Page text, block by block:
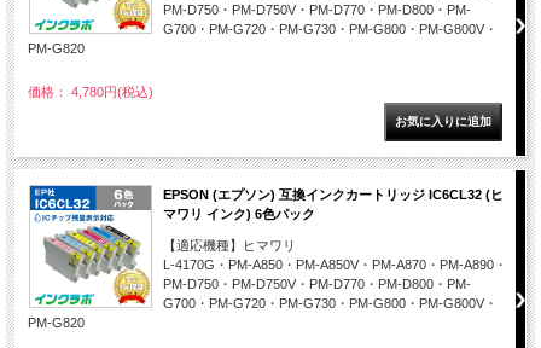
PM-D750・PM-D750V・PM-D770・PM-D800・PM-
G700・PM-G720・PM-G730・PM-G800・PM-G800V・
PM-G820
価格： 4,780円(税込)
EPSON (エプソン) 互換インクカートリッジ IC6CL32 (ヒ
マワリ インク) 6色パック
【適応機種】ヒマワリ
L-4170G・PM-A850・PM-A850V・PM-A870・PM-A890・
PM-D750・PM-D750V・PM-D770・PM-D800・PM-
G700・PM-G720・PM-G730・PM-G800・PM-G800V・
PM-G820